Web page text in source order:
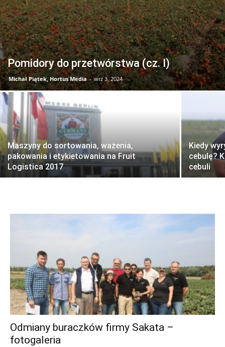
Pomidory do przetwórstwa (cz. I)
Michał Piątek, Hortus Media - wrz 3, 2024
Maszyny do sortowania, ważenia,
pakowania i etykietowania na Fruit
Logistica 2017
Kiedy
cebulę?
cebuli
Odmiany buraczków firmy Sakata –
fotogaleria